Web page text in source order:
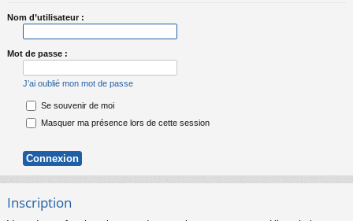
s
Nom d’utilisateur :
Mot de passe :
J’ai oublié mon mot de passe
Se souvenir de moi
Masquer ma présence lors de cette session
Inscription